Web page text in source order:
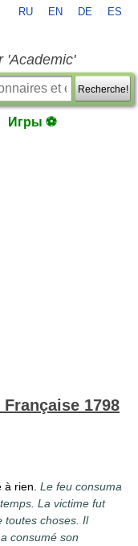
RU EN DE ES
'Academic'
Recherche!
Игры ⚽
1798
à rien. Le feu consuma
La victime fut
toutes choses. Il
consumé son